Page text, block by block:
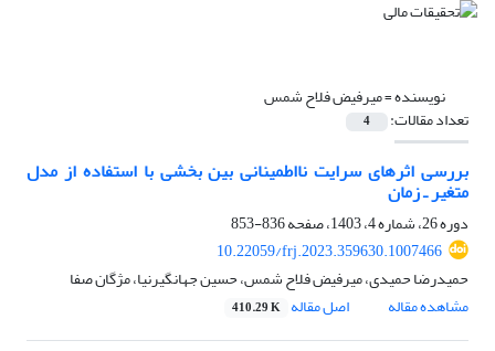
نویسنده =میرفیض فلاح شمس
تعداد مقالات: 4
بررسی اثرهای سرایت نااطمینانی بین بخشی با استفاده از مدل
متغیر ـ زمان
دوره 26، شماره 4، 1403، صفحه
836-853
10.22059/frj.2023.359630.1007466
حمیدرضا حمیدی، میرفیض فلاح شمس، حسین جهانگیرنیا، مژگان صفا
مشاهده مقاله
اصل مقاله 410.29 K